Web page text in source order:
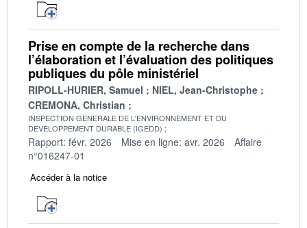
Prise en compte de la recherche dans
l’élaboration et l’évaluation des politiques
publiques du pôle ministériel
RIPOLL-HURIER, Samuel
NIEL, Jean-Christophe
CREMONA, Christian
INSPECTION GENERALE DE L'ENVIRONNEMENT ET DU
DEVELOPPEMENT DURABLE (IGEDD)
Rapport: févr. 2026 Mise en ligne: avr. 2026
Affaire
n°016247-01
Accéder à la notice